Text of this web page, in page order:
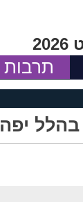
תרבות
יפה